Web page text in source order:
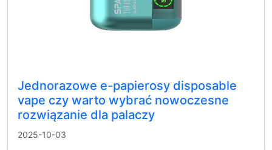
Jednorazowe e-papierosy disposable
vape czy warto wybrać nowoczesne
rozwiązanie dla palaczy
2025-10-03